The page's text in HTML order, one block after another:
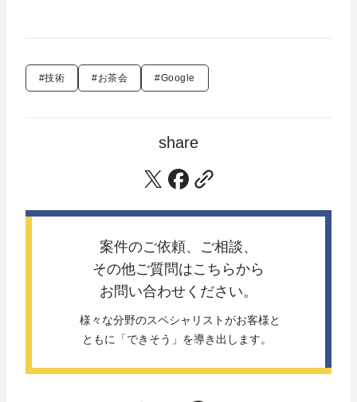
#技術 #お茶会 #Google
share
案件のご依頼、ご相談、
その他ご質問はこちらから
お問い合わせください。
様々な分野のスペシャリストがお客様と
ともに「できそう」を導き出します。